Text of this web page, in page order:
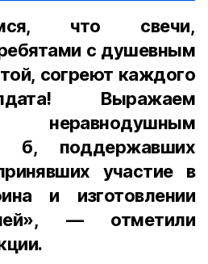
что свечи,
с душевным
согреют каждого
Выражаем
неравнодушным
б, поддержавших
участие в
и изготовлении
— отметили